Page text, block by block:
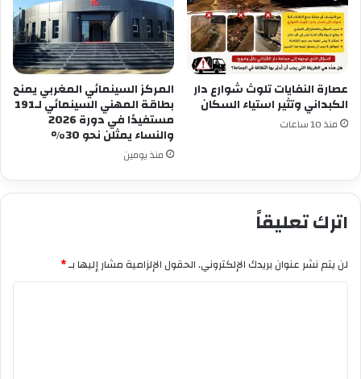
عصارة النفايات تلوث شوارع دار
الكبداني وتثير استياء السكان
منذ 10 ساعات
المركز السينمائي المغربي يمنح
بطاقة المهني السينمائي لـ191
مستفيدًا في دورة 2026
والنساء يمثلن نحو 30%
منذ يومين
اترك تعليقاً
لن يتم نشر عنوان بريدك الإلكتروني.الحقول الإلزامية مشار إليها بـ*